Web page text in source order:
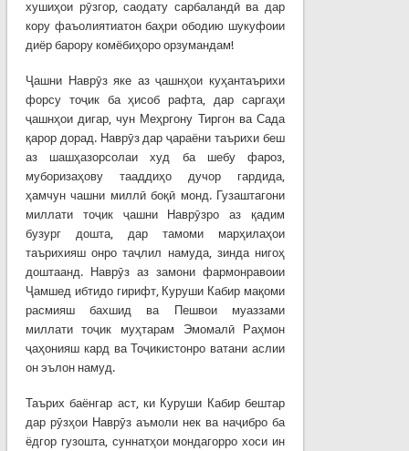
хушиҳои рӯзгор, саодату сарбаландӣ ва дар
кору фаъолиятиатон баҳри ободию шукуфоии
диёр барору комёбиҳоро орзумандам!
Ҷашни Наврӯз яке аз ҷашнҳои куҳантаърихи
форсу тоҷик ба ҳисоб рафта, дар саргаҳи
ҷашнҳои дигар, чун Меҳргону Тиргон ва Сада
қарор дорад. Наврӯз дар ҷараёни таърихи беш
аз шашҳазорсолаи худ ба шебу фароз,
муборизаҳову тааддиҳо дучор гардида,
ҳамчун чашни миллӣ боқӣ монд. Гузаштагони
миллати тоҷик ҷашни Наврӯзро аз қадим
бузург дошта, дар тамоми марҳилаҳои
таърихияш онро таҷлил намуда, зинда нигоҳ
доштаанд. Наврӯз аз замони фармонравоии
Ҷамшед ибтидо гирифт, Куруши Кабир мақоми
расмияш бахшид ва Пешвои муаззами
миллати тоҷик муҳтарам Эмомалӣ Раҳмон
ҷаҳонияш кард ва Тоҷикистонро ватани аслии
он эълон намуд.
Таърих баёнгар аст, ки Куруши Кабир бештар
дар рӯзҳои Наврӯз аъмоли нек ва наҷибро ба
ёдгор гузошта, суннатҳои мондагорро хоси ин